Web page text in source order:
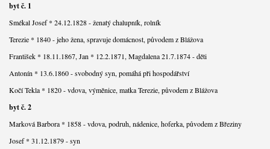
byt č. 1
Smékal Josef * 24.12.1828 - ženatý chalupník, rolník
Terezie * 1840 - jeho žena, spravuje domácnost, původem z Blážova
František * 18.11.1867, Jan * 12.2.1871, Magdalena 21.7.1874 - děti
Antonín * 13.6.1860 - svobodný syn, pomáhá při hospodářství
Kočí Tekla * 1820 - vdova, výměnice, matka Terezie, původem z Blážova
byt č. 2
Marková Barbora * 1858 - vdova, podruh, nádenice, hoferka, původem z Březiny
Josef * 31.12.1879 - syn